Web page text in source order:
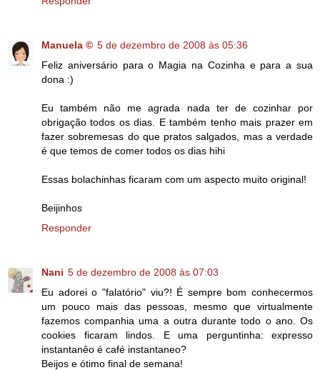
Manuela © 5 de dezembro de 2008 às 05:36
Feliz aniversário para o Magia na Cozinha e para a sua
dona :)
Eu também não me agrada nada ter de cozinhar por
obrigação todos os dias. E também tenho mais prazer em
fazer sobremesas do que pratos salgados, mas a verdade
é que temos de comer todos os dias hihi
Essas bolachinhas ficaram com um aspecto muito original!
Beijinhos
Responder
Nani 5 de dezembro de 2008 às 07:03
Eu adorei o "falatório" viu?! É sempre bom conhecermos
um pouco mais das pessoas, mesmo que virtualmente
fazemos companhia uma a outra durante todo o ano. Os
cookies ficaram lindos. E uma perguntinha: expresso
instantanêo é café instantaneo?
Beijos e ótimo final de semana!